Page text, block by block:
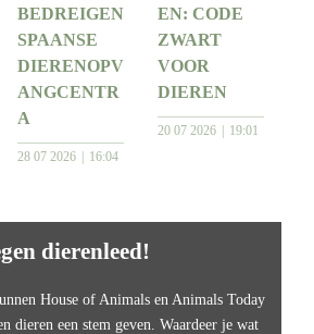
BEDREIGEN
SPAANSE
DIERENOPV
ANGCENTR
A
28 07 2026 16:04
EN: CODE
ZWART
VOOR
DIEREN
20 07 2026 19:01
dierenleed!
House of Animals en Animals Today
dieren een stem geven. Waardeer je wat